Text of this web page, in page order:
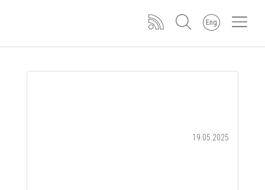
Eng
19.05.2025